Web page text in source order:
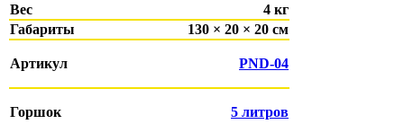
Вес
4 кг
Габариты
130 × 20 × 20 см
Артикул PND-04
Горшок 5 литров